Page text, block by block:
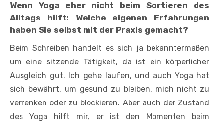
Wenn Yoga eher nicht beim Sortieren des
Alltags hilft: Welche eigenen Erfahrungen
haben Sie selbst mit der Praxis gemacht?
Beim Schreiben handelt es sich ja bekanntermaßen
um eine sitzende Tätig­keit, da ist ein körperlicher
Ausgleich gut. Ich gehe laufen, und auch Yoga hat
sich bewährt, um gesund zu bleiben, mich nicht zu
verrenken oder zu blockieren. Aber auch der Zustand
des Yoga hilft mir, er ist den Momenten beim